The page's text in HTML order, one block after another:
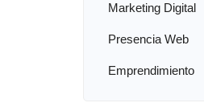
Marketing Digital
Presencia Web
Emprendimiento